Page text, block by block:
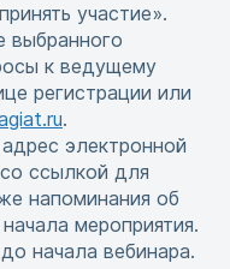
участие».
выбранного
к ведущему
регистрации или
.
электронной
ссылкой для
напоминания об
мероприятия.
начала вебинара.